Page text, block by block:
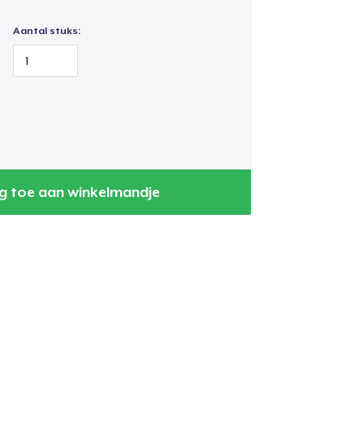
Aantal stuks:
toe aan winkelmandje